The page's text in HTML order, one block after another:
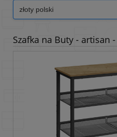
Szafka na Buty - artisan -